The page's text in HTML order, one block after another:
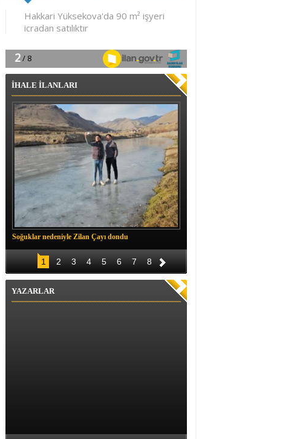
İHALE İLANLARI
Soğuklar nedeniyle Zilan Çayı dondu
1 2 3 4 5 6 7 8
YAZARLAR